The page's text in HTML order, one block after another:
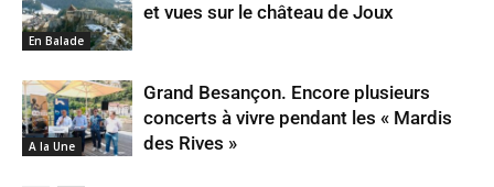
En Balade
et vues sur le château de Joux
A la Une
Grand Besançon. Encore plusieurs
concerts à vivre pendant les « Mardis
des Rives »